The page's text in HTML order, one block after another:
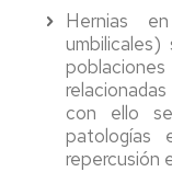
Hernias
con ello
patologías
repercusión